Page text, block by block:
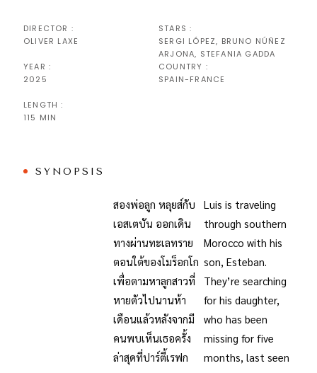
DIRECTOR :
OLIVER LAXE
STARS :
SERGI LÓPEZ, BRUNO NÚÑEZ
ARJONA, STEFANIA GADDA
YEAR :
2025
COUNTRY :
SPAIN-FRANCE
LENGTH :
115 MIN
SYNOPSIS
สองพ่อลูก หลุยส์กับ
เอสเตบัน ออกเดิน
ทางผ่านทะเลทราย
ตอนใต้ของโมร็อกโก
เพื่อตามหาลูกสาวที่
หายตัวไปนานห้า
เดือนแล้วหลังจากมี
คนพบเห็นเธอครั้ง
ล่าสุดที่ปาร์ตี้เรฟก
Luis is traveling
through southern
Morocco with his
son, Esteban.
They’re searching
for his daughter,
who has been
missing for five
months, last seen